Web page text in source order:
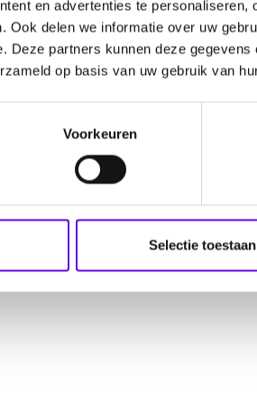
en advertenties te
Ook delen we informatie over uw
Deze partners kunnen deze
op basis van uw gebruik van
Voorkeuren
Selectie toestaan